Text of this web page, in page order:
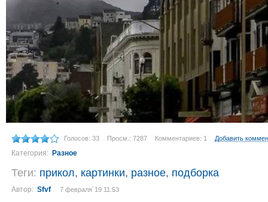
Голосов: 33 Просм.: 7287 Комментариев: 1 Добавить
Категория: Разное
Теги: прикол, картинки, разное, подборка
Автор: Sfvf 7 февраля´19 11:53